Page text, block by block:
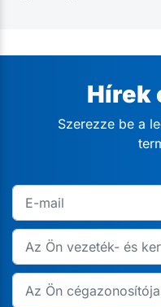
Hírek
Szerezze be a